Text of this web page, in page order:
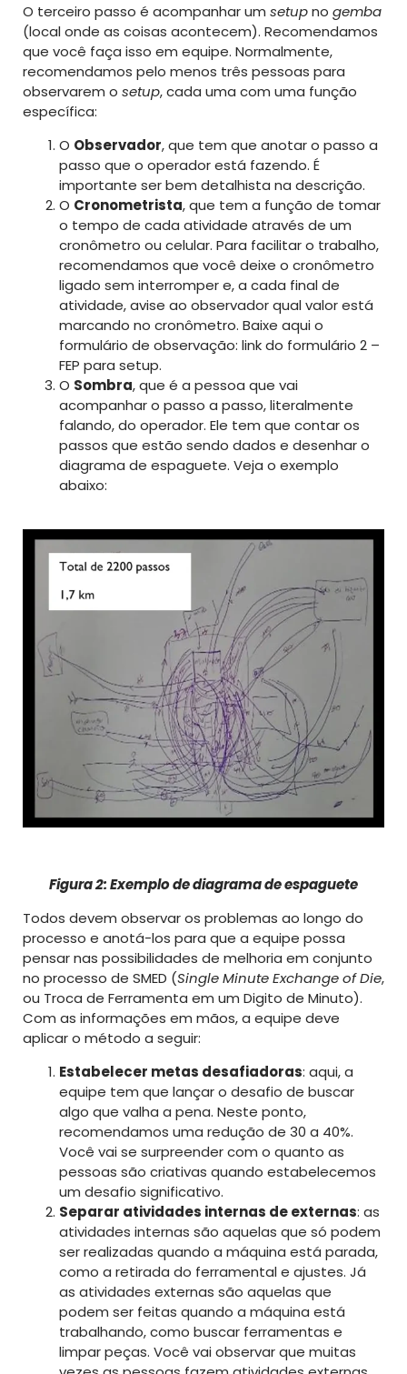
O terceiro passo é acompanhar um setupno gemba
(local onde as coisas acontecem). Recomendamos
que você faça isso em equipe. Normalmente,
recomendamos pelo menos três pessoas para
observarem o setup, cada uma com uma função
específica:
O Observador, que tem que anotar o passo a
passo que o operador está fazendo. É
importante ser bem detalhista na descrição.
O Cronometrista, que tem a função de tomar
o tempo de cada atividade através de um
cronômetro ou celular. Para facilitar o trabalho,
recomendamos que você deixe o cronômetro
ligado sem interromper e, a cada final de
atividade, avise ao observador qual valor está
marcando no cronômetro. Baixe aqui o
formulário de observação: link do formulário 2 –
FEP para setup.
O Sombra, que é a pessoa que vai
acompanhar o passo a passo, literalmente
falando, do operador. Ele tem que contar os
passos que estão sendo dados e desenhar o
diagrama de espaguete. Veja o exemplo
abaixo:
Figura 2: Exemplo de diagrama de espaguete
Todos devem observar os problemas ao longo do
processo e anotá-los para que a equipe possa
pensar nas possibilidades de melhoria em conjunto
no processo de SMED (Single Minute Exchange of Die,
ou Troca de Ferramenta em um Digito de Minuto).
Com as informações em mãos, a equipe deve
aplicar o método a seguir:
Estabelecer metas desafiadoras: aqui, a
equipe tem que lançar o desafio de buscar
algo que valha a pena. Neste ponto,
recomendamos uma redução de 30 a 40%.
Você vai se surpreender com o quanto as
pessoas são criativas quando estabelecemos
um desafio significativo.
Separar atividades internas de externas: as
atividades internas são aquelas que só podem
ser realizadas quando a máquina está parada,
como a retirada do ferramental e ajustes. Já
as atividades externas são aquelas que
podem ser feitas quando a máquina está
trabalhando, como buscar ferramentas e
limpar peças. Você vai observar que muitas